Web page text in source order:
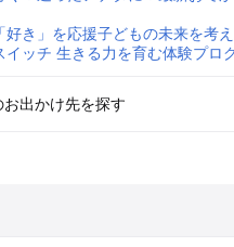
出かけ先を探す